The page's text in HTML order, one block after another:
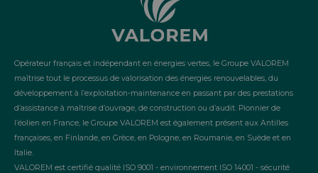
Opérateur français et indépendant en énergies vertes, le Groupe VALOREM
maîtrise tout le processus de valorisation des énergies renouvelables, du
développement à l’exploitation-maintenance en passant par des prestations
d’assistance à maîtrise d’ouvrage, de construction ou d’audit. Pionnier de
l’éolien en France, le Groupe VALOREM est également présent aux Antilles
françaises, en Finlande, en Grèce, en Pologne, en Roumanie, en Suède et en
Italie.
VALOREM est certifié qualité ISO 9001 - environnement ISO 14001 - sécurité